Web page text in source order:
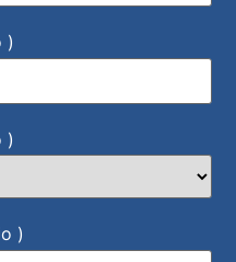
)
)
)